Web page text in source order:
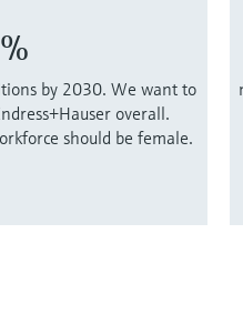
by 2030. We want to
overall.
should be female.